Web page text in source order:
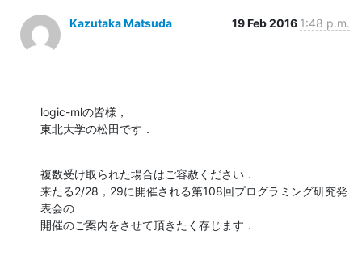
Kazutaka Matsuda 19 Feb 2016 1:48 p.m.
logic-mlの皆様，
東北大学の松田です．
複数受け取られた場合はご容赦ください．
来たる2/28，29に開催される第108回プログラミング研究発
表会の
開催のご案内をさせて頂きたく存じます．